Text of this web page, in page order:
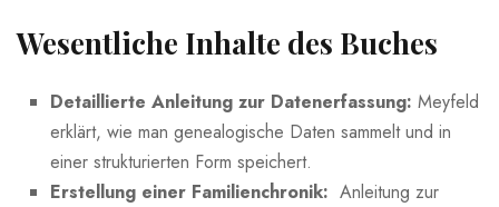
Wesentliche Inhalte des Buches
Detaillierte Anleitung zur Datenerfassung: Meyfeld
erklärt, ‍wie man genealogische Daten sammelt und in
einer strukturierten Form​ speichert.
Erstellung einer Familienchronik: ​ Anleitung⁣ zur